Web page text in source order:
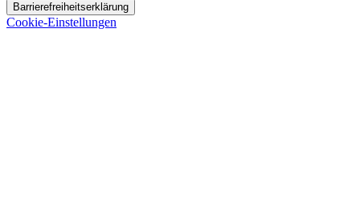
Barrierefreiheitserklärung
Cookie-Einstellungen